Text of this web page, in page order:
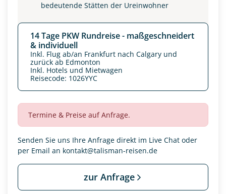
bedeutende Stätten der Ureinwohner
14 Tage PKW Rundreise - maßgeschneidert
& individuell
Inkl. Flug ab/an Frankfurt nach Calgary und
zurück ab Edmonton
Inkl. Hotels und Mietwagen
Reisecode: 1026YYC
Termine & Preise auf Anfrage.
Senden Sie uns Ihre Anfrage direkt im Live Chat oder
per Email an kontakt@talisman-reisen.de
zur Anfrage
Weitere Informationen
Datenschutz & Transparenz ist uns sehr wichtig!